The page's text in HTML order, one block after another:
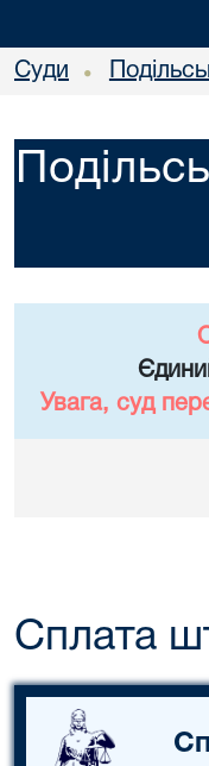
Суди •
Увага, суд
Сплата